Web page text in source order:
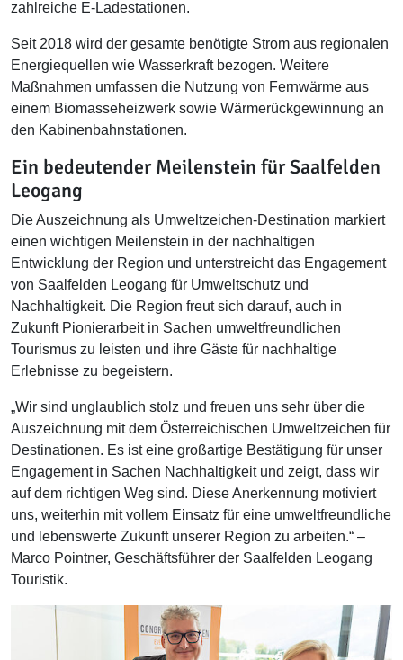
zahlreiche E-Ladestationen.
Seit 2018 wird der gesamte benötigte Strom aus regionalen
Energiequellen wie Wasserkraft bezogen. Weitere
Maßnahmen umfassen die Nutzung von Fernwärme aus
einem Biomasseheizwerk sowie Wärmerückgewinnung an
den Kabinenbahnstationen.
Ein bedeutender Meilenstein für Saalfelden
Leogang
Die Auszeichnung als Umweltzeichen-Destination markiert
einen wichtigen Meilenstein in der nachhaltigen
Entwicklung der Region und unterstreicht das Engagement
von Saalfelden Leogang für Umweltschutz und
Nachhaltigkeit. Die Region freut sich darauf, auch in
Zukunft Pionierarbeit in Sachen umweltfreundlichen
Tourismus zu leisten und ihre Gäste für nachhaltige
Erlebnisse zu begeistern.
„Wir sind unglaublich stolz und freuen uns sehr über die
Auszeichnung mit dem Österreichischen Umweltzeichen für
Destinationen. Es ist eine großartige Bestätigung für unser
Engagement in Sachen Nachhaltigkeit und zeigt, dass wir
auf dem richtigen Weg sind. Diese Anerkennung motiviert
uns, weiterhin mit vollem Einsatz für eine umweltfreundliche
und lebenswerte Zukunft unserer Region zu arbeiten.“ –
Marco Pointner, Geschäftsführer der Saalfelden Leogang
Touristik.